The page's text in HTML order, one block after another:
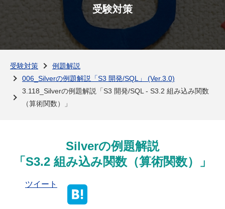
受験対策
受験対策
受験対策
例題解説
006_Silverの例題解説「S3 開発/SQL」 (Ver.3.0)
3.118_Silverの例題解説「S3 開発/SQL - S3.2 組み込み関数
（算術関数）」
Silverの例題解説
「S3.2 組み込み関数（算術関数）」
ツイート